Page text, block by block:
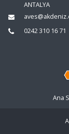
ANTALYA
0242 310 16 71
Ana